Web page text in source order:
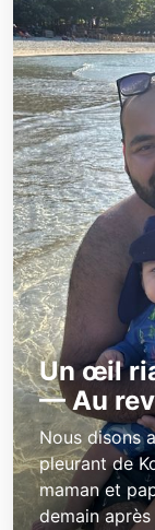
Un œil
— Au
Nous disons
pleurant de
maman et
demain